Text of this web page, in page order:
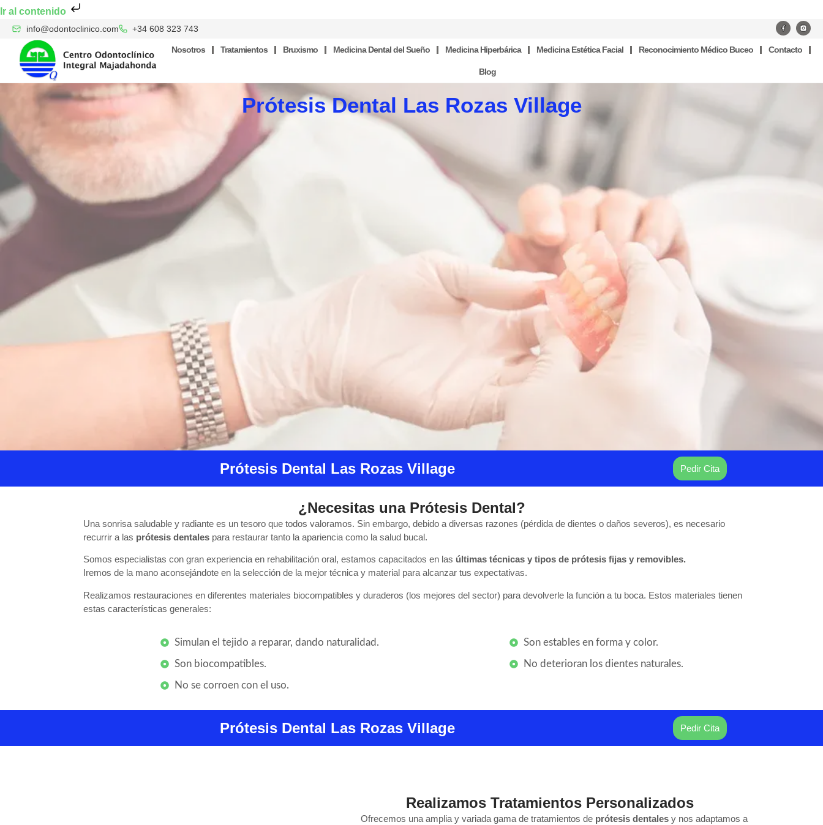
Ir al contenido
info@odontoclinico.com +34 608 323 743
Nosotros Tratamientos Bruxismo Medicina Dental del Sueño Medicina Hiperbárica Medicina Estética Facial Reconocimiento Médico Buceo Contacto
Blog
Prótesis Dental Las Rozas Village
Prótesis Dental Las Rozas Village Pedir Cita
¿Necesitas una Prótesis Dental?
Una sonrisa saludable y radiante es un tesoro que todos valoramos. Sin embargo, debido a diversas razones (pérdida de dientes o daños severos), es necesario
recurrir a las prótesis dentales para restaurar tanto la apariencia como la salud bucal.
Somos especialistas con gran experiencia en rehabilitación oral, estamos capacitados en las últimas técnicas y tipos de prótesis fijas y removibles.
Iremos de la mano aconsejándote en la selección de la mejor técnica y material para alcanzar tus expectativas.​
Realizamos restauraciones en diferentes materiales biocompatibles y duraderos (los mejores del sector) para devolverle la función a tu boca. Estos materiales tienen
estas características generales:
Simulan el tejido a reparar, dando naturalidad.
Son biocompatibles.
No se corroen con el uso.
Son estables en forma y color.
No deterioran los dientes naturales.
Prótesis Dental Las Rozas Village Pedir Cita
Realizamos Tratamientos Personalizados
Ofrecemos una amplia y variada gama de tratamientos de prótesis dentales y nos adaptamos a